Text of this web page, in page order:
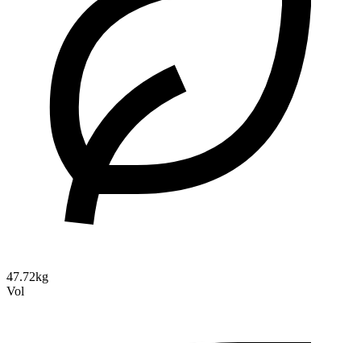
47.72kg
Vol